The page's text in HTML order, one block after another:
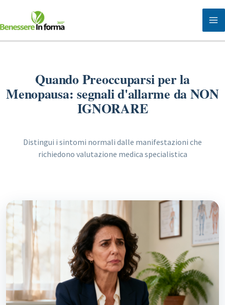
contenuto
Quando Preoccuparsi per la
Menopausa: segnali d'allarme da NON
IGNORARE
Distingui i sintomi normali dalle manifestazioni che
richiedono valutazione medica specialistica